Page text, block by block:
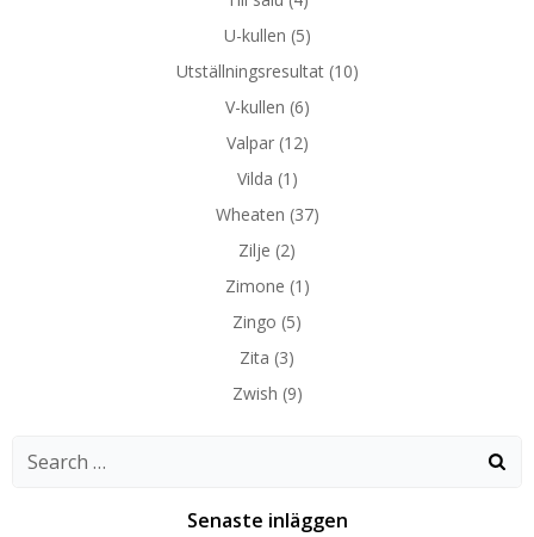
U-kullen (5)
Utställningsresultat(10)
V-kullen (6)
Valpar(12)
Vilda (1)
Wheaten (37)
Zilje (2)
Zimone (1)
Zingo (5)
Zita (3)
Zwish (9)
Search
Senaste inläggen